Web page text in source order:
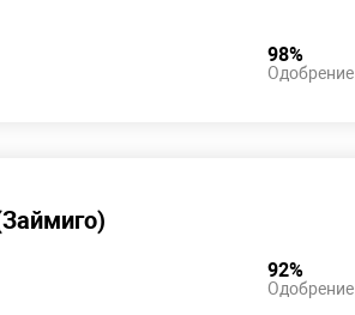
98%
Одобрение
92%
Одобрение